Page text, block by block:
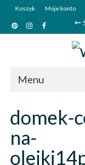
Koszyk Moje konto
⇜
Menu
Sklep
Kim jesteśmy?
domek-
na-